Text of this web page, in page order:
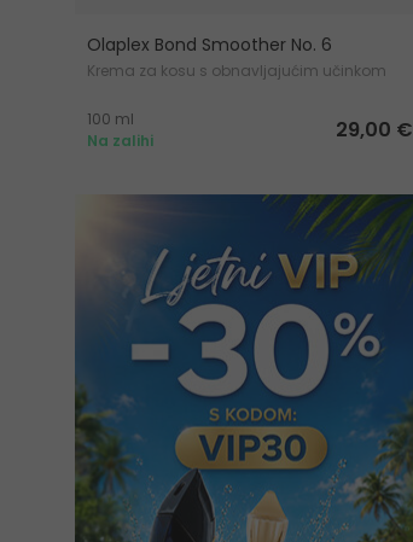
Olaplex Bond Smoother No. 6
Krema za kosu s obnavljajućim učinkom
100 ml
Na zalihi
29,00 €